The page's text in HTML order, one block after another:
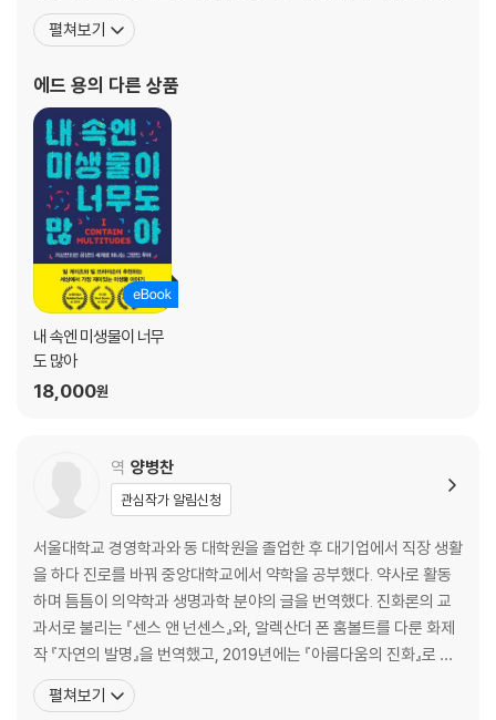
주열성, 춤추는 파리의 비밀│지옥불을 향해 달려드는 딱정벌레│“피를 찾
습니다”│뱀은 어떻게 열을 감지할까?
6장 촉감과 흐름: 이보다 민감할 순 없다
거칢을 감지하는 감각│시각이 아닌 촉각으로│수염의 쓸모│물과 공기를
통해 흐르는 신호│‘무엇이었는지’를 느낀다는 것│이상한 접촉 센서들│인
간의 손끝보다 섬세한 악어의 돌기│삶과 죽음을 가르는 털│거미의 감각
모, 귀뚜라미의 사상모
지하는 생물들│발로 소리를 듣는 코끼리│거미줄, 진동으로 가득 찬 세계
8장 소리: 세상의 모든 귀를 찾아서
청각의 먹이사슬│‘귀’는 필수가 아닌 선택│개구리의 세레나데를 도청하
는 박쥐│인간이 들을 수 없는 무언가│계절에 따라 변하는 귀│바다는 고래
의 목소리로 가득 차 있다│아무도 대답할 수 없는 문제들│초음파, 은밀한
의사소통 방식
9장 메아리: 고요하던 세상의 맞장구
를 심도 있게 탐사한 블로그(‘Not Exactly Rocket Science’)를 통
해 단숨에 가장 주목할 만한 과학 작가로 떠올랐다. 자연계의 경이로
빠르게 소개하는 그의 블로그
펼쳐보기
에드 용의 다른 상품
내 속엔 미생물이 너무
도 많아
18,000원
역 양병찬
관심작가 알림신청
서울대학교 경영학과와 동 대학원을 졸업한 후 대기업에서 직장 생활
을 하다 진로를 바꿔 중앙대학교에서 약학을 공부했다. 약사로 활동
하며 틈틈이 의약학과 생명과학 분야의 글을 번역했다. 진화론의 교
과서로 불리는 『센스 앤 넌센스』와, 알렉산더 폰 훔볼트를 다룬 화제
작 『자연의 발명』을 번역했고, 2019년에는 『아름다움의 진화』로 한
국출판문화상 번역상을 수상했다. 최근에 옮긴 책으로 『이토록 굉장
한 세계』, 『브레인 케미스트리』, 『하나의 세포로부터』 등이 있다. 요
펼쳐보기